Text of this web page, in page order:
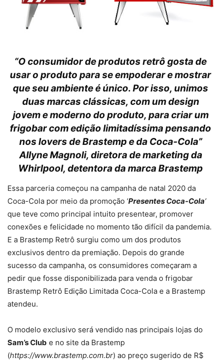
“O consumidor de produtos retrô gosta de
usar o produto para se empoderar e mostrar
que seu ambiente é único. Por isso, unimos
duas marcas clássicas, com um design
jovem e moderno do produto, para criar um
frigobar com edição limitadíssima pensando
nos lovers de Brastemp e da Coca-Cola”
Allyne Magnoli, diretora de marketing da
Whirlpool, detentora da marca Brastemp
Essa parceria começou na campanha de natal 2020 da
Coca-Cola por meio da promoção ‘Presentes Coca-Cola’
que teve como principal intuito presentear, promover
conexões e felicidade no momento tão difícil da pandemia.
E a Brastemp Retrô surgiu como um dos produtos
exclusivos dentro da premiação. Depois do grande
sucesso da campanha, os consumidores começaram a
pedir que fosse disponibilizada para venda o frigobar
Brastemp Retrô Edição Limitada Coca-Cola e a Brastemp
atendeu.
O modelo exclusivo será vendido nas principais lojas do
Sam’s Club e no site da Brastemp
(https://www.brastemp.com.br) ao preço sugerido de R$